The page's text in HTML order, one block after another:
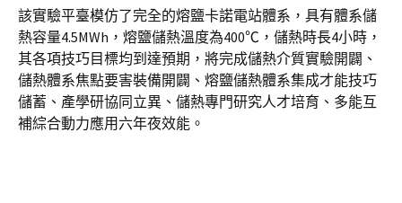
該實驗平臺模仿了完全的熔鹽卡諾電站體系，具有體系儲
熱容量4.5MWh，熔鹽儲熱溫度為400℃，儲熱時長4小時，
其各項技巧目標均到達預期，將完成儲熱介質實驗開闢、
儲熱體系焦點要害裝備開闢、熔鹽儲熱體系集成才能技巧
儲蓄、產學研協同立異、儲熱專門研究人才培育、多能互
補綜合動力應用六年夜效能。